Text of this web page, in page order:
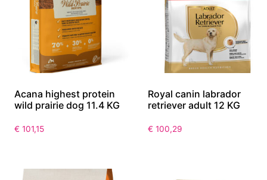
Acana highest protein
wild prairie dog 11.4 KG
€ 101,15
Royal canin labrador
retriever adult 12 KG
€ 100,29